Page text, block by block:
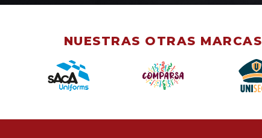
NUESTRAS OTRAS MARCAS